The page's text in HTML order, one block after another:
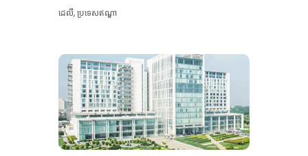
ដេលី,ប្រទេសឥណ្ឌា